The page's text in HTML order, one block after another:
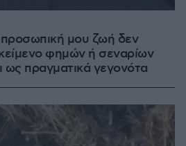
μου ζωή δεν
φημών ή σεναρίων
ως πραγματικά γεγονότα